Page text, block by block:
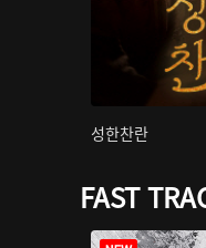
성한찬란
FAST